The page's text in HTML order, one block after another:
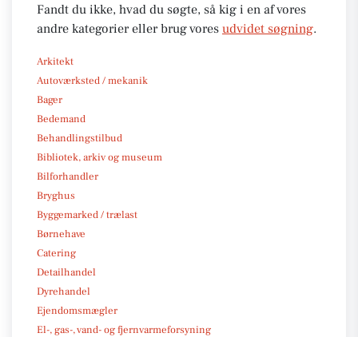
Fandt du ikke, hvad du søgte, så kig i en af vores
andre kategorier eller brug vores udvidet søgning.
Arkitekt
Autoværksted / mekanik
Bager
Bedemand
Behandlingstilbud
Bibliotek, arkiv og museum
Bilforhandler
Bryghus
Byggemarked / trælast
Børnehave
Catering
Detailhandel
Dyrehandel
Ejendomsmægler
El-, gas-, vand- og fjernvarmeforsyning